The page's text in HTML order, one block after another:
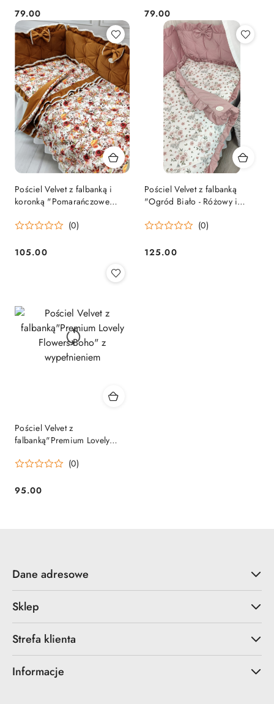
Cena:
79.00 Cena:
79.00
Pościel Velvet z falbanką i
koronką "Pomarańczowe
wypełnieniem (0)
Cena:
105.00
Pościel Velvet z falbanką
"Ogród Biało - Różowy i
z wypełnieniem(0)
Cena:
125.00
Pościel Velvet z
falbanką"Premium Lovely
wypełnieniem (0)
Cena:
95.00
Dane adresowe
Sklep
Strefa klienta
Informacje